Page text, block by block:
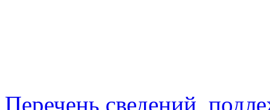
Перечень сведений,